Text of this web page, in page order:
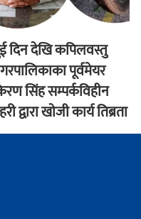
दिन देखि कपिलवस्तु
पूर्वमेयर
सिंह सम्पर्कविहीन
द्वारा खाेजी कार्य तिब्रता